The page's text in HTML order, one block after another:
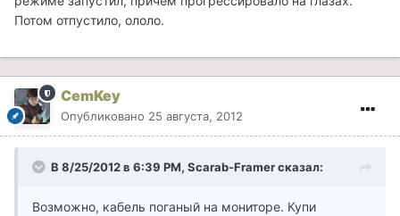
Потом отпустило, ололо.
CemKey
Опубликовано 25 августа, 2012
В 8/25/2012 в 6:39 PM, Scarab-Framer сказал:
Возможно, кабель поганый на мониторе. Купи